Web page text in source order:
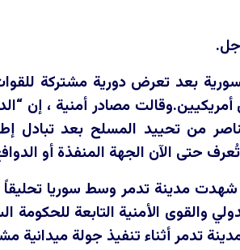
بعد تعرض دورية مشتركة للقوات
مصادر أمنية ، إن
تحييد المسلح بعد تبادل
حتى الآن الجهة المنفذة أو
شهدت مدينة تدمر وسط سوريا تحليقاً
والقوى الأمنية التابعة للحكومة
تدمر أثناء تنفيذ جولة ميدانية